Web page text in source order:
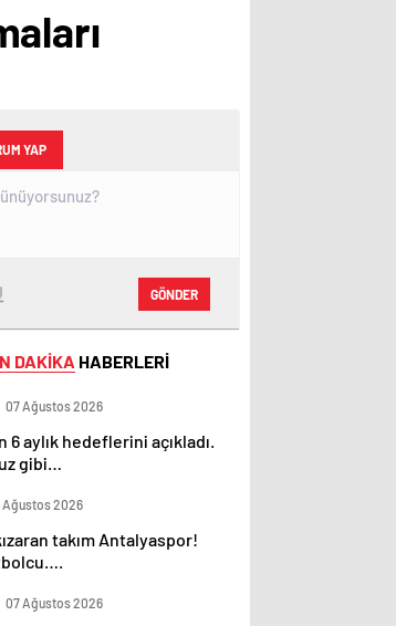
YAP
GÖNDER
DAKİKA HABERLERİ
07 Ağustos 2026
6 aylık hedeflerini açıkladı.
gibi…
Ağustos 2026
takım Antalyaspor!
07 Ağustos 2026